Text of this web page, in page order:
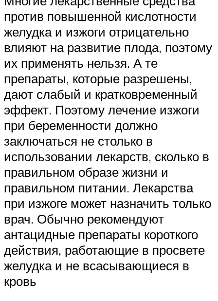
против повышенной кислотности
желудка и изжоги отрицательно
влияют на развитие плода, поэтому
их применять нельзя. А те
препараты, которые разрешены,
дают слабый и кратковременный
эффект. Поэтому лечение изжоги
при беременности должно
заключаться не столько в
использовании лекарств, сколько в
правильном образе жизни и
правильном питании. Лекарства
при изжоге может назначить только
врач. Обычно рекомендуют
антацидные препараты короткого
действия, работающие в просвете
желудка и не всасывающиеся в
кровь